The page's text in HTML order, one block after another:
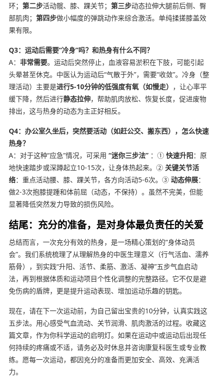
环； 第二步活动髋、膝、踝关节； 第三步动态拉伸大腿前后侧、臀
部肌肉； 第四步做小幅度的弹跳动作来综合激活。单纯揉搓膝盖效
果有限。
Q3：运动后需要“冷身”吗？和热身有什么不同？
A： 非常需要。运动后突然停止，血液容易淤积在下肢，可能引起
头晕甚至休克。中医认为运动后“气散于外”，需要“收敛”。冷身（整
理活动）主要是进行5-10分钟的低强度有氧（如慢走） ，让心率平
缓下降，然后进行静态拉伸，帮助肌肉放松、恢复长度，促进废物
排出，这与热身的动态为主正好相反。
Q4：办公室久坐后，突然要活动（如赶公交、搬东西），怎么快速
热身？
A：对于这种“应急”情况，可采用 “迷你三步法”：① 快速升阳：原
地快速踏步或深蹲起立10-15次，让身体热起来。② 关键关节活
络：重点活动腰、膝、踝关节，各方向活动5-6次。③ 动态伸展：
做2-3次抱膝提踵和体前屈（动态，不保持）。虽然不完美，但能
显著降低突然发力导致的损伤风险。
结尾：充分的准备，是对身体最负责任的关爱
总结而言，一次充分有效的热身，是一场精心策划的“身体动员
会”。我们系统梳理了从理解热身的中医生理意义（行气活血、濡养
筋骨），到实践“升阳、活节、柔筋、激活、凝神”五步气血启动
法，再到根据体质和运动项目个性化调整的完整路径。它不仅是避
免伤病的盾牌，更是提升运动表现、增加运动乐趣的钥匙。
现在，请在下一次运动前，为自己留出宝贵的10分钟，认真实践这
五步法。用心感受气血流动、关节润滑、肌肉激活的过程。收藏这
篇文章，作为你科学运动的启明灯。如果在运动中或运动后出现任
何持续的疼痛或不适，请务必及时休息并咨询康复科医生或专业教
练。愿每一次运动，都因充分的准备而更加安全、高效、充满活
力。